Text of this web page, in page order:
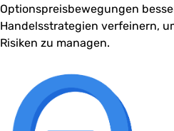
Optionspreisbewegungen
Handelsstrategien verfeinern,
Risiken zu managen.